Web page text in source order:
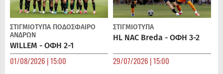
ΣΤΙΓΜΙΟΤΥΠΑ ΠΟΔΌΣΦΑΙΡΟ
ΑΝΔΡΏΝ
WILLEM - ΟΦΗ 2-1
01/08/2026 | 15:00
ΣΤΙΓΜΙΟΤΥΠΑ
HL NAC Breda - ΟΦΗ 3-2
29/07/2026 | 15:00